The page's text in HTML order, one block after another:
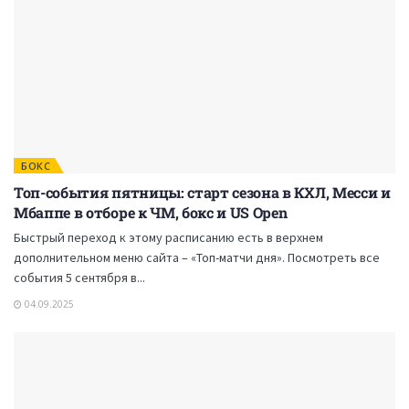
БОКС
Топ-события пятницы: старт сезона в КХЛ, Месси и
Мбаппе в отборе к ЧМ, бокс и US Open
Быстрый переход к этому расписанию есть в верхнем
дополнительном меню сайта – «Топ-матчи дня». Посмотреть все
события 5 сентября в...
04.09.2025